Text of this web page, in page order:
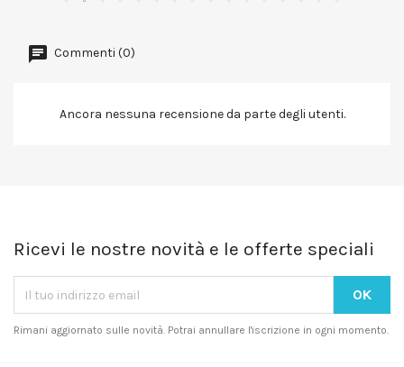
Commenti (0)
Ancora nessuna recensione da parte degli utenti.
Ricevi le nostre novità e le offerte speciali
Rimani aggiornato sulle novità. Potrai annullare l'iscrizione in ogni momento.